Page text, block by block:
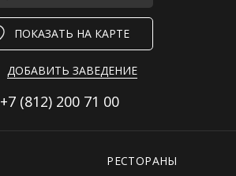
ПОКАЗАТЬ НА КАРТЕ
ДОБАВИТЬ ЗАВЕДЕНИЕ
+7 (812) 200 71 00
РЕСТОРАНЫ